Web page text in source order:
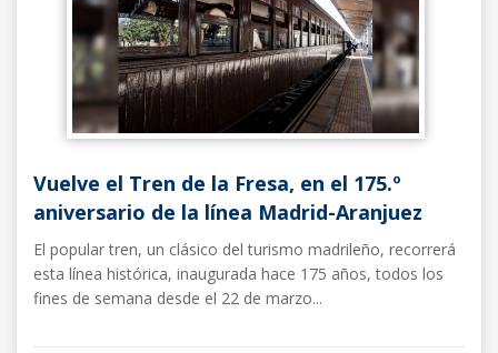
Vuelve el Tren de la Fresa, en el 175.º
aniversario de la línea Madrid-Aranjuez
El popular tren, un clásico del turismo madrileño, recorrerá
esta línea histórica, inaugurada hace 175 años, todos los
fines de semana desde el 22 de marzo...